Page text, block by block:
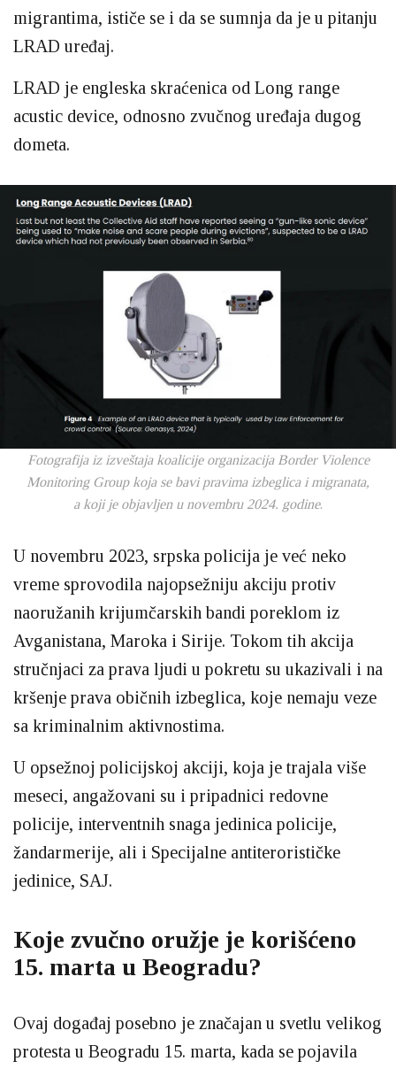
migrantima, ističe se i da se sumnja da je u pitanju
LRAD uređaj.
LRAD je engleska skraćenica od Long range
acustic device, odnosno zvučnog uređaja dugog
dometa.
Fotografija iz izveštaja koalicije organizacija Border Violence
Monitoring Group koja se bavi pravima izbeglica i migranata,
a koji je objavljen u novembru 2024. godine.
U novembru 2023, srpska policija je već neko
vreme sprovodila najopsežniju akciju protiv
naoružanih krijumčarskih bandi poreklom iz
Avganistana, Maroka i Sirije. Tokom tih akcija
stručnjaci za prava ljudi u pokretu su ukazivali i na
kršenje prava običnih izbeglica, koje nemaju veze
sa kriminalnim aktivnostima.
U opsežnoj policijskoj akciji, koja je trajala više
meseci, angažovani su i pripadnici redovne
policije, interventnih snaga jedinica policije,
žandarmerije, ali i Specijalne antiterorističke
jedinice, SAJ.
Koje zvučno oružje je korišćeno
15. marta u Beogradu?
Ovaj događaj posebno je značajan u svetlu velikog
protesta u Beogradu 15. marta, kada se pojavila